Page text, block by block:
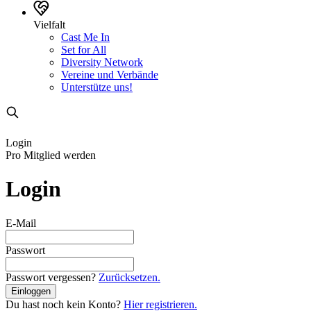
Vielfalt
Cast Me In
Set for All
Diversity Network
Vereine und Verbände
Unterstütze uns!
Login
Pro Mitglied werden
Login
E-Mail
Passwort
Passwort vergessen? Zurücksetzen.
Du hast noch kein Konto? Hier registrieren.